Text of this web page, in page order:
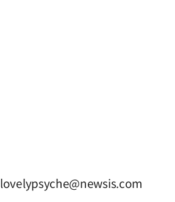
lovelypsyche@newsis.com